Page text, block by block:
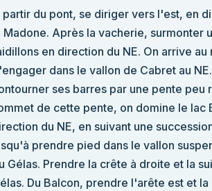
du pont, se diriger vers l'est, en direction de la vacherie de
Après la vacherie, surmonter une succession de
en direction du NE. On arrive au replat du Gias Cabret.
dans le vallon de Cabret au NE. Un cirque s'ouvre,
ses barres par une pente peu raide à gauche. Au
de cette pente, on domine le lac Balaour. Reprendre la
du NE, en suivant une succession de replats et de verrous,
prendre pied dans le vallon suspendu qui borde le coté est
Prendre la crête à droite et la suivre jusqu'au Balcon du
l'arête est et la descendre sur une